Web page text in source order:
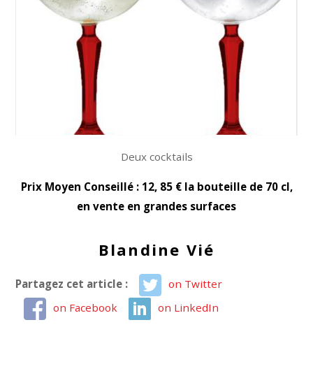
Deux cocktails
Prix Moyen Conseillé : 12, 85 € la bouteille de 70 cl,
en vente en grandes surfaces
Blandine Vié
Partagez cet article :
on Twitter
on Facebook
on LinkedIn